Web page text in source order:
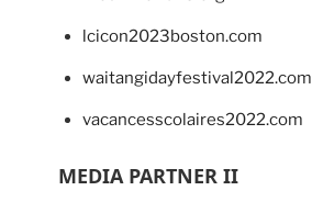
lcicon2023boston.com
waitangidayfestival2022.com
vacancesscolaires2022.com
MEDIA PARTNER II